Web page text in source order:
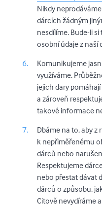
Nikdy
dárcích žádným
nesdílíme. Bude-li
osobní údaje z naší
Komunikujeme
využíváme.
jejich dary
a zároveň
takové informace
Dbáme na to, aby z
k nepřiměřenému
dárců nebo
Respektujeme
nebo přestat dávat
dárců o způsobu,
Citově nevydíráme